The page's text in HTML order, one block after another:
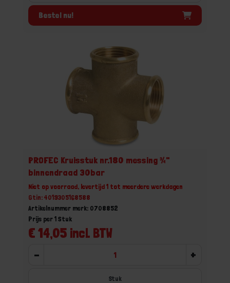
Bestel nu!
PROFEC Kruisstuk nr.180 messing ¾"
binnendraad 30bar
Niet op voorraad, levertijd 1 tot meerdere werkdagen
Gtin: 4019305168588
Artikelnummer merk: 0708852
€ 14,05 incl. BTW
Prijs per 1 Stuk
- +
Stuk